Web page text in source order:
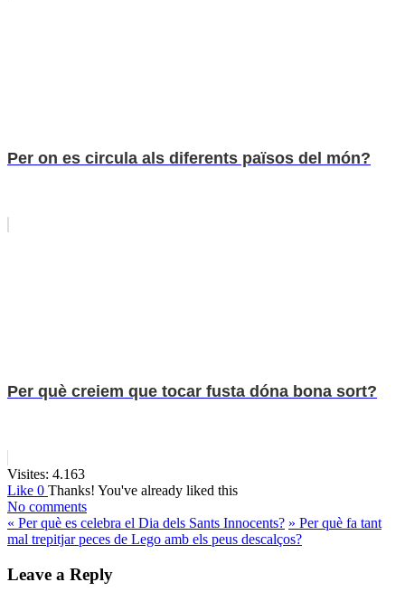
Per on es circula als diferents països del món?
Per què creiem que tocar fusta dóna bona sort?
Visites: 4.163
Like 0 Thanks! You've already liked this
No comments
« Per què es celebra el Dia dels Sants Innocents? » Per què fa tant
mal trepitjar peces de Lego amb els peus descalços?
Leave a Reply